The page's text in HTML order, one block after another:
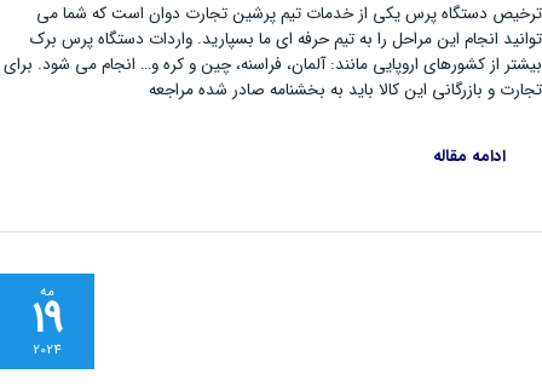
دستگاه پرس یکی از خدمات تیم پرشین تجارت دوان است که شما می
انجام این مراحل را به تیم حرفه ای ما بسپارید. واردات دستگاه پرس برک
از کشورهای اروپایی مانند: آلمان، فراسنه، چین و کره و… انجام می شود. برای
و بازرگانی این کالا باید به بخشنامه صادر شده مراجعه
ادامه مقاله
192024